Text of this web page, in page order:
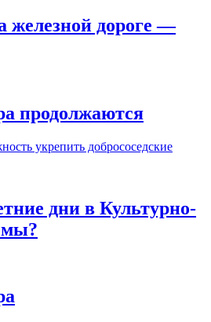
железной дороге —
продолжаются
укрепить добрососедские
дни в Культурно-